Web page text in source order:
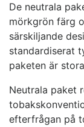
De neutrala
mörkgrön färg
särskiljande
standardiserat
paketen är
Neutrala paket
efterfrågan på